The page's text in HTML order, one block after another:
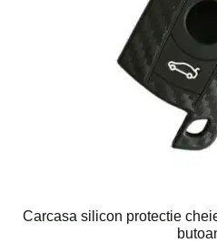
Carcasa silicon protectie